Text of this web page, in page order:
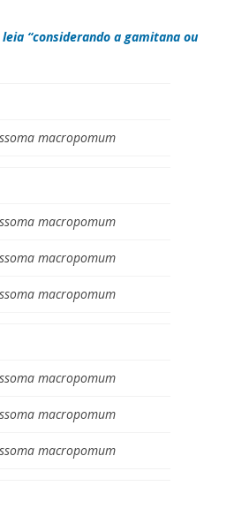
“considerando a gamitana ou
macropomum
macropomum
macropomum
macropomum
macropomum
macropomum
macropomum